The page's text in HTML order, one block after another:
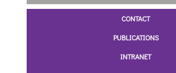
CONTACT
PUBLICATIONS
INTRANET